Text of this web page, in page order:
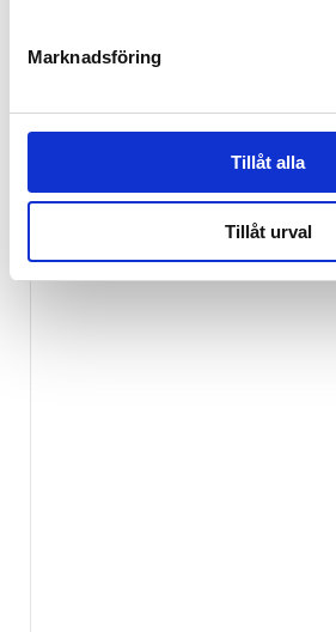
Marknadsföring
Tillåt alla
Tillåt urval